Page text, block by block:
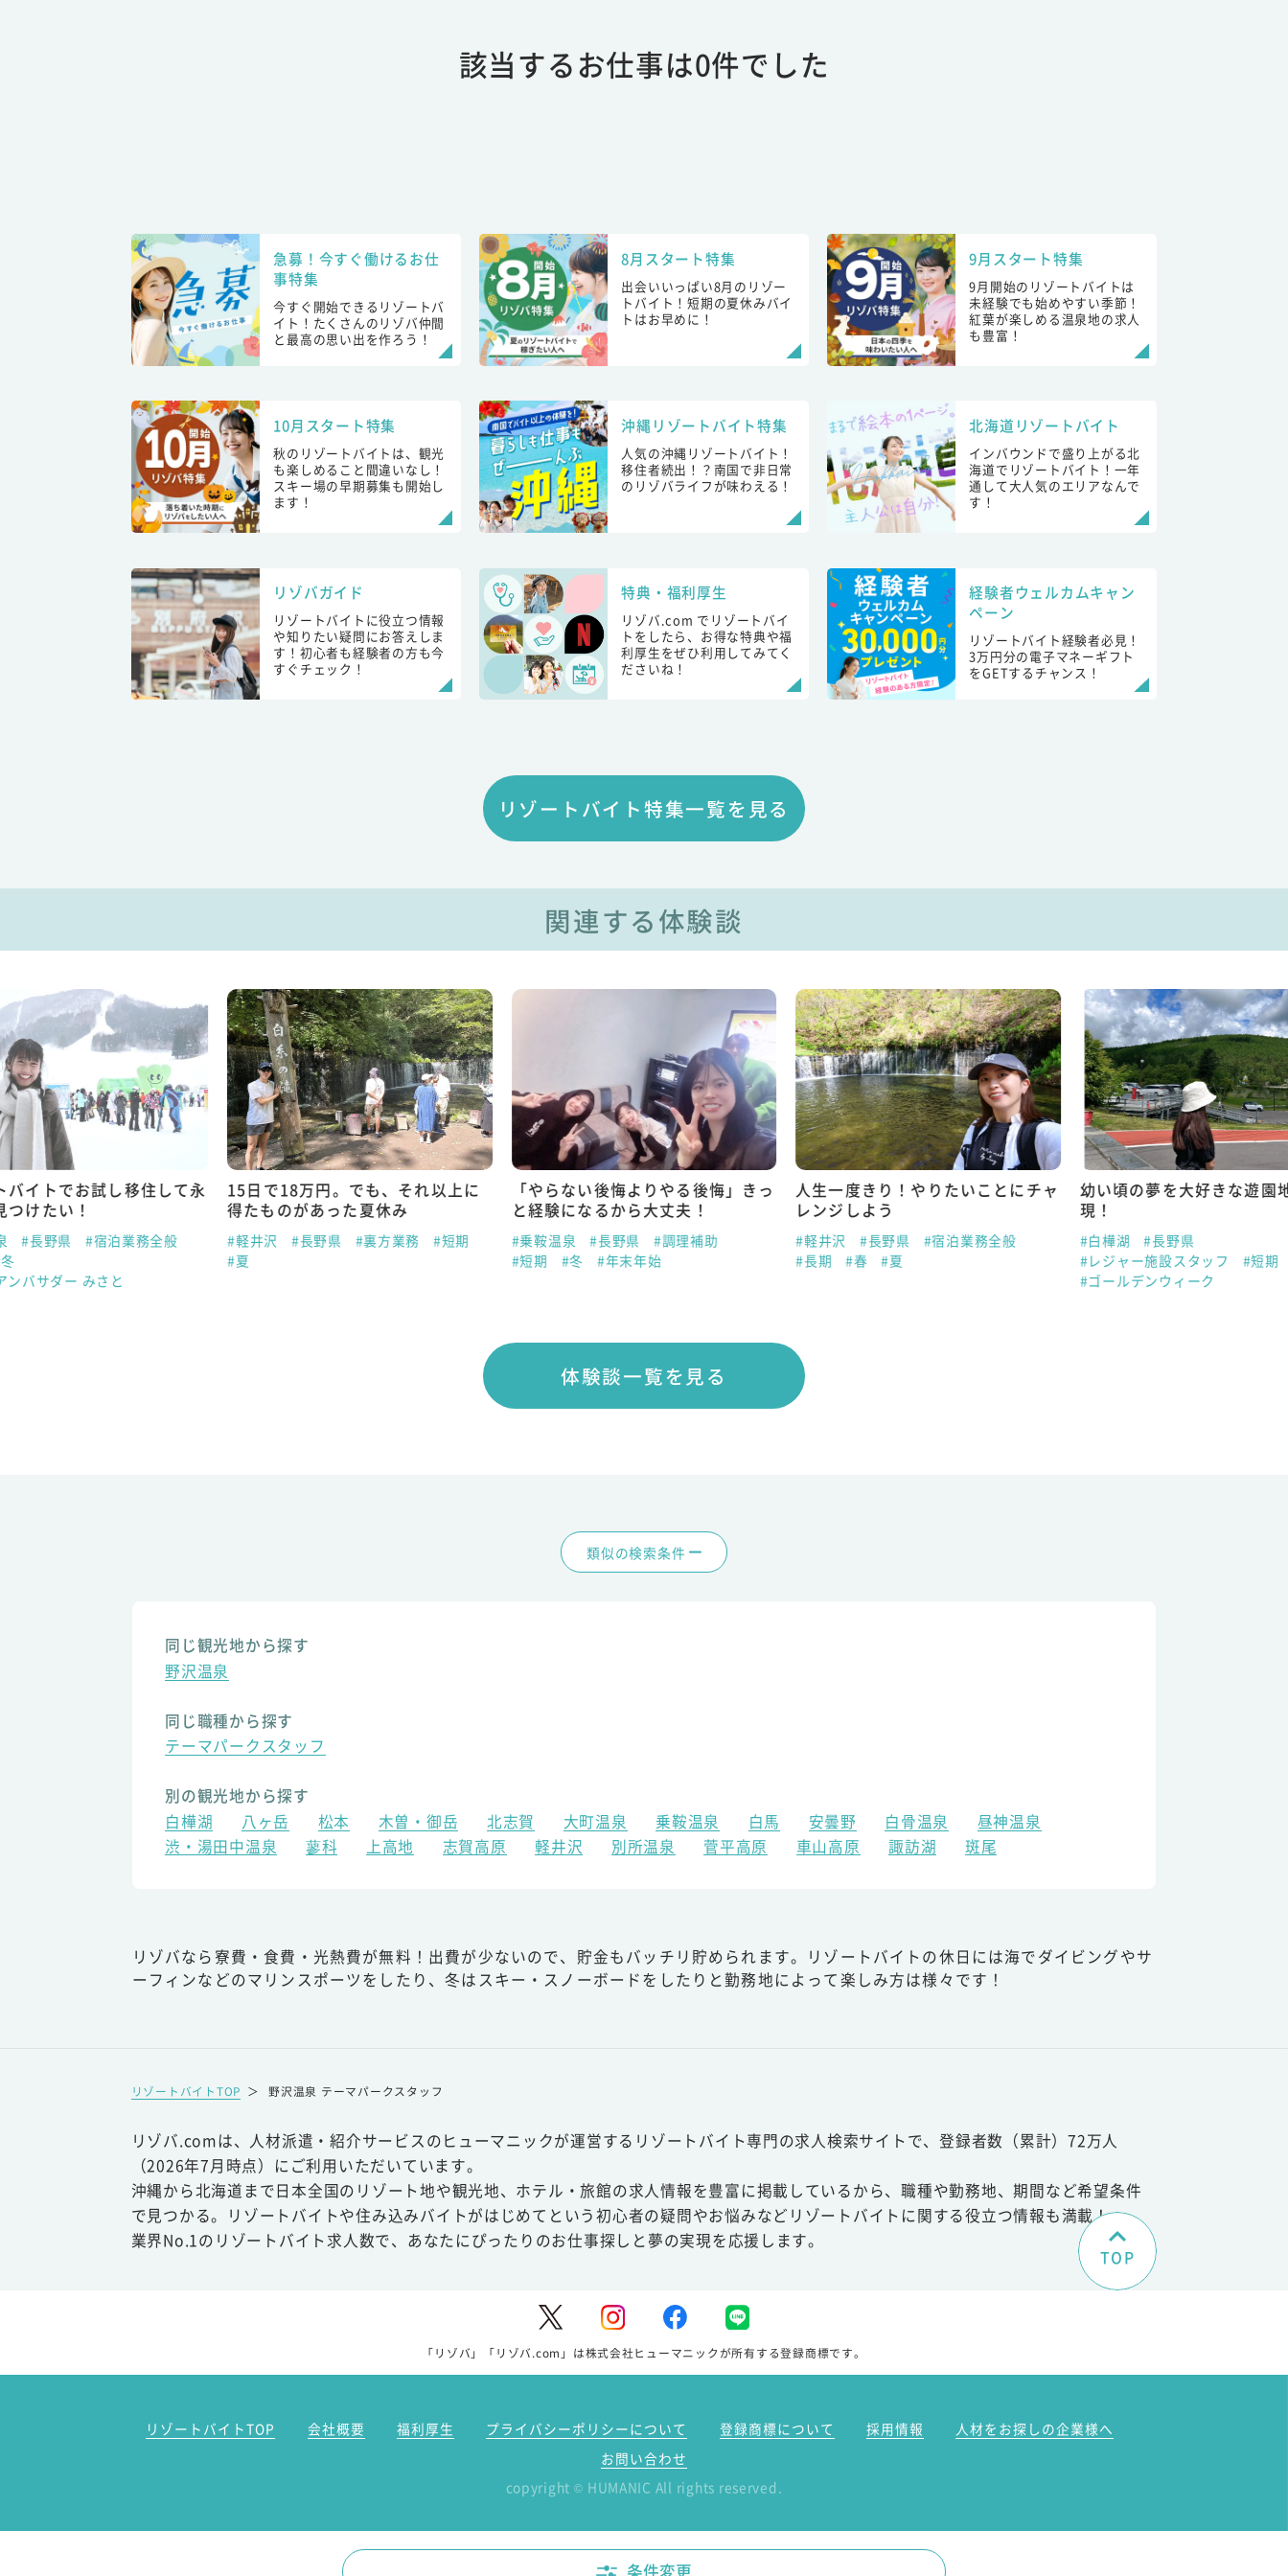
該当するお仕事は0件でした
急募！今すぐ働けるお仕
事特集
今すぐ開始できるリゾートバ
イト！たくさんのリゾバ仲間
と最高の思い出を作ろう！
8月スタート特集
出会いいっぱい8月のリゾー
トバイト！短期の夏休みバイ
トはお早めに！
9月スタート特集
9月開始のリゾートバイトは
未経験でも始めやすい季節！
紅葉が楽しめる温泉地の求人
も豊富！
10月スタート特集
秋のリゾートバイトは、観光
も楽しめること間違いなし！
スキー場の早期募集も開始し
ます！
沖縄リゾートバイト特集
人気の沖縄リゾートバイト！
移住者続出！？南国で非日常
のリゾバライフが味わえる！
北海道リゾートバイト
インバウンドで盛り上がる北
海道でリゾートバイト！一年
通して大人気のエリアなんで
す！
リゾバガイド
リゾートバイトに役立つ情報
や知りたい疑問にお答えしま
す！初心者も経験者の方も今
すぐチェック！
特典・福利厚生
リゾバ.com でリゾートバイ
トをしたら、お得な特典や福
利厚生をぜひ利用してみてく
ださいね！
経験者ウェルカムキャン
ペーン
リゾートバイト経験者必見！
3万円分の電子マネーギフト
をGETするチャンス！
リゾートバイト特集一覧を見る
関連する体験談
バイトでお試し移住して永
つけたい！
#長野県
#宿泊業務全般
ンバサダー みさと
15日で18万円。でも、それ以上に
得たものがあった夏休み
#軽井沢 #長野県 #裏方業務
#短期
#夏
「やらない後悔よりやる後悔」きっ
と経験になるから大丈夫！
#乗鞍温泉 #長野県
#調理補助
#短期
#冬 #年末年始
人生一度きり！やりたいことにチャ
レンジしよう
#軽井沢 #長野県
#宿泊業務全般
#長期
#春 #夏
幼い頃の夢を大好きな遊園
現！
#白樺湖
#長野県
#レジャー施設スタッフ
#短期
#ゴールデンウィーク
体験談一覧を見る
類似の検索条件
同じ観光地から探す
野沢温泉
同じ職種から探す
テーマパークスタッフ
別の観光地から探す
白樺湖
八ヶ岳 松本 木曽・御岳 北志賀 大町温泉 乗鞍温泉 白馬 安曇野 白骨温泉
昼神温泉
渋・湯田中温泉
蓼科 上高地 志賀高原 軽井沢 別所温泉 菅平高原 車山高原 諏訪湖 斑尾
リゾバなら寮費・食費・光熱費が無料！出費が少ないので、貯金もバッチリ貯められます。リゾートバイトの休日には海でダイビングやサ
ーフィンなどのマリンスポーツをしたり、冬はスキー・スノーボードをしたりと勤務地によって楽しみ方は様々です！
リゾートバイトTOP ＞ 野沢温泉 テーマパークスタッフ
リゾバ.comは、人材派遣・紹介サービスのヒューマニックが運営するリゾートバイト専門の求人検索サイトで、登録者数（累計）72万人
（2026年7月時点）にご利用いただいています。
沖縄から北海道まで日本全国のリゾート地や観光地、ホテル・旅館の求人情報を豊富に掲載しているから、職種や勤務地、期間など希望条件
で見つかる。リゾートバイトや住み込みバイトがはじめてという初心者の疑問やお悩みなどリゾートバイトに関する役立つ情報も満載！
業界No.1のリゾートバイト求人数で、あなたにぴったりのお仕事探しと夢の実現を応援します。
TOP
「リゾバ」「リゾバ.com」は株式会社ヒューマニックが所有する登録商標です。
リゾートバイトTOP 会社概要 福利厚生 プライバシーポリシーについて 登録商標について 採用情報
人材をお探しの企業様へ
お問い合わせ
copyright © HUMANIC All rights reserved.
条件変更